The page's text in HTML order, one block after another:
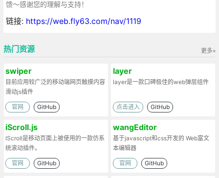
馈～感谢您的理解与支持！
链接: https://web.fly63.com/nav/1119
更多»
热门资源
swiper
目前应用较广泛的移动端网页触摸内容
滑动js插件
官网 GitHub
layer
layer是一款口碑极佳的web弹层组件
点击进入 GitHub
iScroll.js
IScroll是移动页面上被使用的一款仿系
统滚动插件。
官网 GitHub
wangEditor
基于javascript和css开发的 Web富文
本编辑器
官网 GitHub